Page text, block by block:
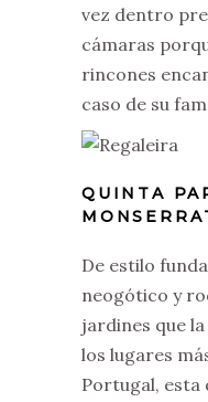
vez dentro
cámaras
rincones
caso de su
QUINTA
De estilo
neogótico y
jardines que
los lugares
Portugal, esta